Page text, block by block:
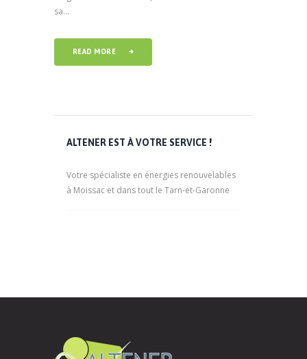
sa...
READ MORE
ALTENER EST À VOTRE SERVICE !
Votre spécialiste en énergies renouvelables
à Moissac et dans tout le Tarn-et-Garonne